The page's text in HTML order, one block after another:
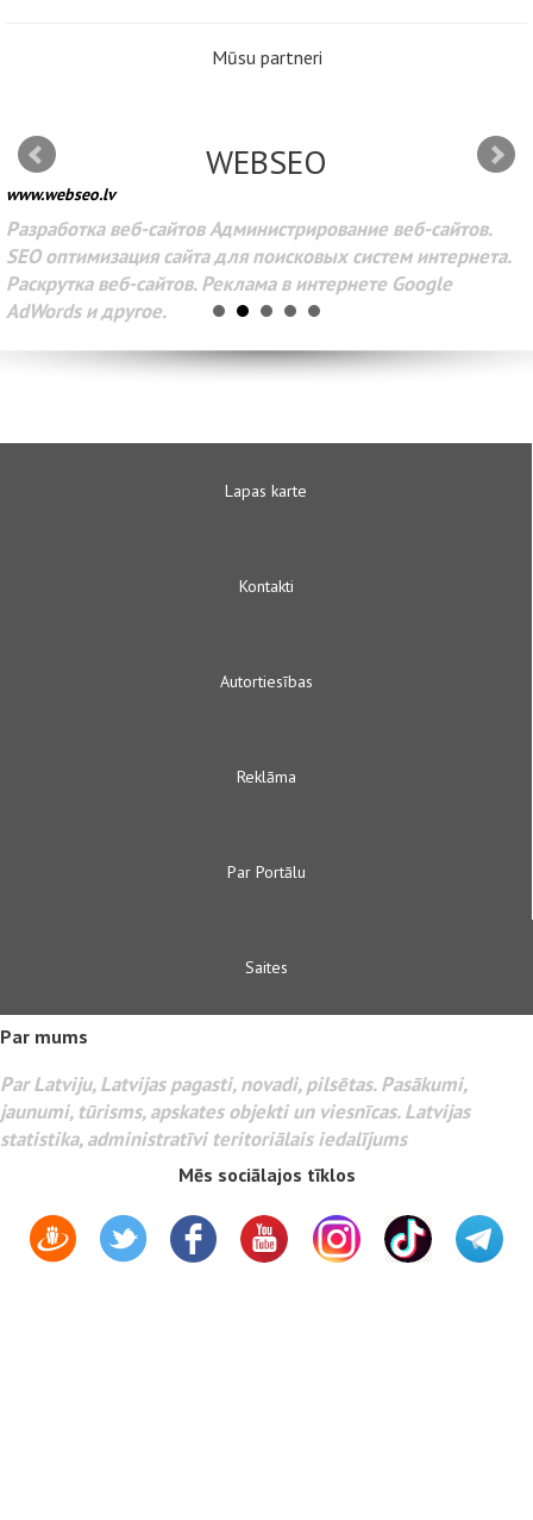
Mūsu partneri
WEBSEO
www.webseo.lv
Разработка веб-сайтов Администрирование веб-сайтов.
SEO оптимизация сайта для поисковых систем интернета.
Раскрутка веб-сайтов. Реклама в интернете Google
AdWords и другое.
Lapas karte
Kontakti
Autortiesības
Reklāma
Par Portālu
Saites
Par mums
Par Latviju, Latvijas pagasti, novadi, pilsētas. Pasākumi,
jaunumi, tūrisms, apskates objekti un viesnīcas. Latvijas
statistika, administratīvi teritoriālais iedalījums
Mēs sociālajos tīklos